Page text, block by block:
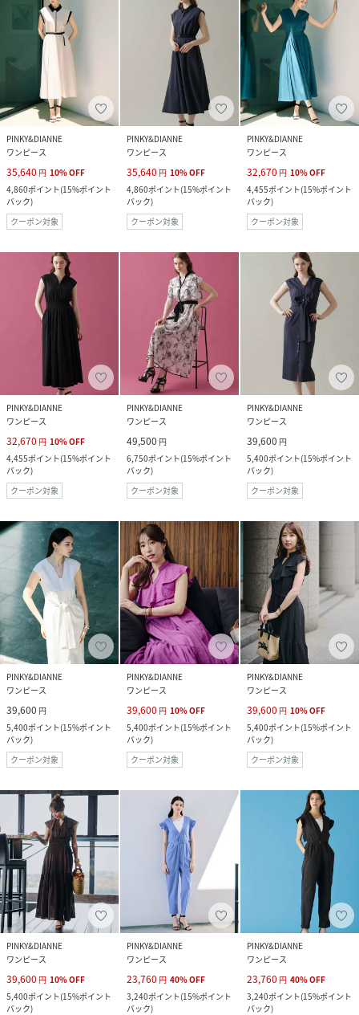
PINKY&DIANNE
ワンピース
35,640 円 10%OFF
4,860ポイント(15%ポイント
バック)
クーポン対象
PINKY&DIANNE
ワンピース
35,640 円 10%OFF
4,860ポイント(15%ポイント
バック)
クーポン対象
PINKY&DIANNE
ワンピース
32,670 円 10%OFF
4,455ポイント(15%ポイント
バック)
クーポン対象
PINKY&DIANNE
ワンピース
32,670 円 10%OFF
4,455ポイント(15%ポイント
バック)
クーポン対象
PINKY&DIANNE
ワンピース
49,500 円
6,750ポイント(15%ポイント
バック)
クーポン対象
PINKY&DIANNE
ワンピース
39,600 円
5,400ポイント(15%ポイント
バック)
クーポン対象
PINKY&DIANNE
ワンピース
39,600 円
5,400ポイント(15%ポイント
バック)
クーポン対象
PINKY&DIANNE
ワンピース
39,600 円 10%OFF
5,400ポイント(15%ポイント
バック)
クーポン対象
PINKY&DIANNE
ワンピース
39,600 円 10%OFF
5,400ポイント(15%ポイント
バック)
クーポン対象
PINKY&DIANNE
ワンピース
39,600 円 10%OFF
5,400ポイント(15%ポイント
バック)
PINKY&DIANNE
ワンピース
23,760 円 40%OFF
3,240ポイント(15%ポイント
バック)
PINKY&DIANNE
ワンピース
23,760 円 40%OFF
3,240ポイント(15%ポイント
バック)